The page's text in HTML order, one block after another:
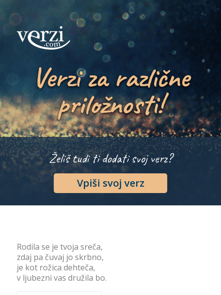
Verzi za različne
priložnosti!
Želiš tudi ti dodati svoj verz?
Vpiši svoj verz
Rodila se je tvoja sreča,
zdaj pa čuvaj jo skrbno,
je kot rožica dehteča,
v ljubezni vas družila bo.